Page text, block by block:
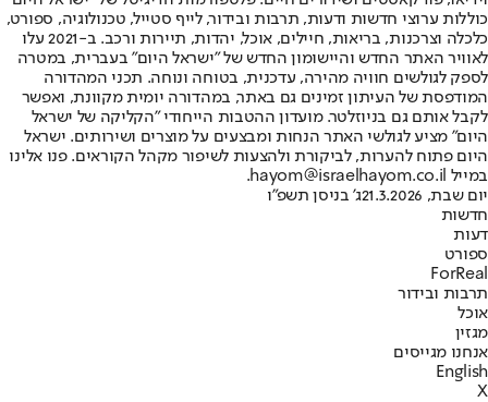
כוללות ערוצי חדשות ודעות, תרבות ובידור, לייף סטייל, טכנולוגיה, ספורט,
כלכלה וצרכנות, בריאות, חיילים, אוכל, יהדות, תיירות ורכב. ב-2021 עלו
לאוויר האתר החדש והיישומון החדש של "ישראל היום" בעברית, במטרה
לספק לגולשים חוויה מהירה, עדכנית, בטוחה ונוחה. תכני המהדורה
המודפסת של העיתון זמינים גם באתר, במהדורה יומית מקוונת, ואפשר
לקבל אותם גם בניוזלטר. מועדון ההטבות הייחודי "הקליקה של ישראל
היום" מציע לגולשי האתר הנחות ומבצעים על מוצרים ושירותים. ישראל
היום פתוח להערות, לביקורת ולהצעות לשיפור מקהל הקוראים. פנו אלינו
במייל hayom@israelhayom.co.il.
יום שבת, 21.3.2026
ג' בניסן תשפ"ו
חדשות
דעות
ספורט
ForReal
תרבות ובידור
אוכל
מגזין
אנחנו מגייסים
English
X